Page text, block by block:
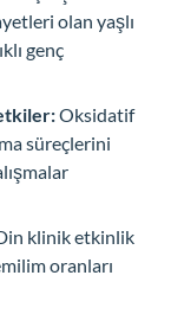
olan yaşlı
genç
Oksidatif
süreçlerini
klinik etkinlik
oranları